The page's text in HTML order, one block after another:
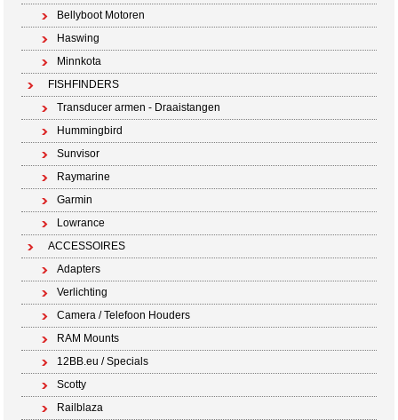
Bellyboot Motoren
Haswing
Minnkota
FISHFINDERS
Transducer armen - Draaistangen
Hummingbird
Sunvisor
Raymarine
Garmin
Lowrance
ACCESSOIRES
Adapters
Verlichting
Camera / Telefoon Houders
RAM Mounts
12BB.eu / Specials
Scotty
Railblaza